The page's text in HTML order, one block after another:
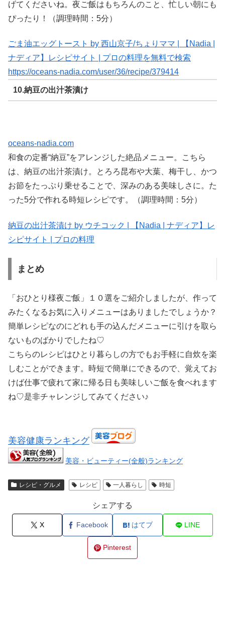
げてくださいね。夜ご飯はもちろんのこと、忙しい朝にも
ぴったり！（調理時間：5分）
ごま油エッグトースト by 西山京子/ちょりママ | 【Nadia |
ナディア】レシピサイト | プロの料理を無料で検索
https://oceans-nadia.com/user/36/recipe/379414
10.納豆の出汁茶漬け
oceans-nadia.com
和食の定番“納豆”をアレンジした絶品メニュー。こちら
は、納豆の出汁茶漬け。とろろ昆布や大葉、梅干し、かつ
お節をたっぷり乗せることで、深みのある美味しさに。た
った5分で作れる時短レシピです。（調理時間：5分）
納豆の出汁茶漬け by ウチコック | 【Nadia | ナディア】レ
シピサイト | プロの料理
まとめ
「おひとり様夜ご飯」１０選をご紹介しましたが、作って
みたくなるお気に入りメニューはありましたでしょうか？
簡単レシピなのにどれも手の込んだメニューに引けを取ら
ないものばかりでしたね♡
こちらのレシピはひとり暮らしの方でもお手軽に自炊を楽
しむことができます。時短で簡単にできるので、覚えてお
けば仕事で疲れて家に帰る日も美味しいご飯を食べれます
ね♡是非チャレンジしてみてください♪
美容健康ランキング
美容・ビューティー(全般)ランキング
レシピ・グルメ レシピ 一人暮らし 時短
シェアする
X Facebook はてブ LINE
Pinterest